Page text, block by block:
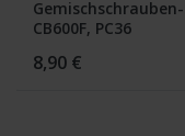
CB600F, PC36
8,90 €